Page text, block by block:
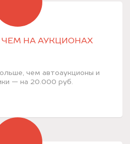
НА АУКЦИОНАХ
чем автоаукционы и
— на 20.000 руб.